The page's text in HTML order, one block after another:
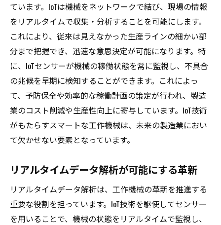
ています。IoTは機械をネットワークで結び、現場の情報
をリアルタイムで収集・分析することを可能にします。
これにより、従来は見えなかった生産ラインの細かい部
分まで把握でき、迅速な意思決定が可能になります。特
に、IoTセンサーが機械の稼働状態を常に監視し、不具合
の兆候を早期に検知することができます。これによっ
て、予防保全や効率的な稼働計画の策定が行われ、製造
業のコスト削減や生産性向上に寄与しています。IoT技術
がもたらすスマートな工作機械は、未来の製造業におい
て欠かせない要素となっています。
リアルタイムデータ解析が可能にする革新
リアルタイムデータ解析は、工作機械の革新を推進する
重要な役割を担っています。IoT技術を駆使してセンサー
を用いることで、機械の状態をリアルタイムで監視し、